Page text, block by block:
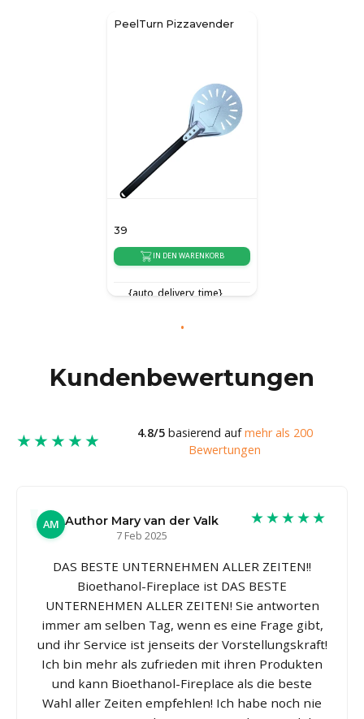
PeelTurn Pizzavender
39
IN DEN WARENKORB
{auto_delivery_time}
Kundenbewertungen
★★★★★ 4.8/5basierend aufmehr als 200
Bewertungen
AM Author Mary van der Valk
7 Feb 2025
★★★★★
DAS BESTE UNTERNEHMEN ALLER ZEITEN!!
Bioethanol-Fireplace ist DAS BESTE
UNTERNEHMEN ALLER ZEITEN! Sie antworten
immer am selben Tag, wenn es eine Frage gibt,
und ihr Service ist jenseits der Vorstellungskraft!
Ich bin mehr als zufrieden mit ihren Produkten
und kann Bioethanol-Fireplace als die beste
Wahl aller Zeiten empfehlen! Ich habe noch nie